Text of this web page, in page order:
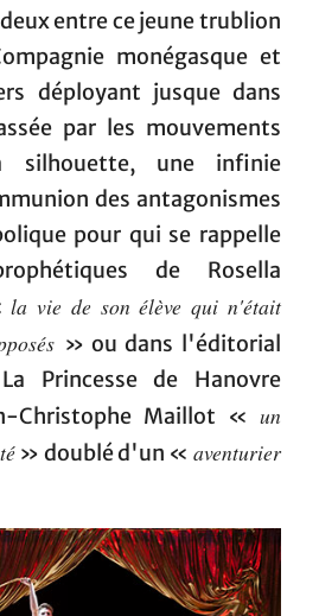
entre ce jeune trublion
monégasque et
déployant jusque dans
par les mouvements
silhouette, une infinie
des antagonismes
pour qui se rappelle
de Rosella
la vie de son élève qui n'était
» ou dans l'éditorial
Princesse de Hanovre
Christophe Maillot « un
» doublé d'un « aventurier